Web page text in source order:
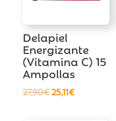
Delapiel
Energizante
(Vitamina C) 15
Ampollas
27,90€El
25,11€El